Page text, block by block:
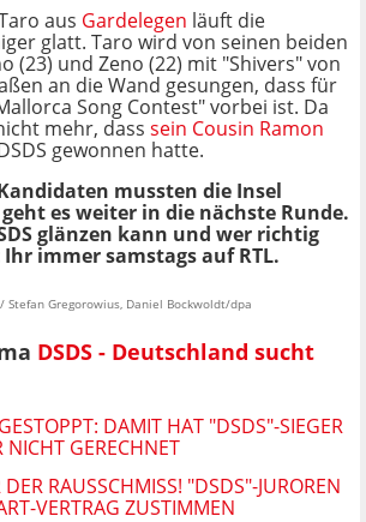
aus Gardelegen läuft die
glatt. Taro wird von seinen beiden
(23) und Zeno (22) mit "Shivers" von
an die Wand gesungen, dass für
Song Contest" vorbei ist. Da
mehr, dass sein Cousin Ramon
gewonnen hatte.
mussten die Insel
es weiter in die nächste Runde.
glänzen kann und wer richtig
immer samstags auf RTL.
Stefan Gregorowius, Daniel Bockwoldt/dpa
DSDS - Deutschland sucht
DAMIT HAT "DSDS"-SIEGER
GERECHNET
RAUSSCHMISS! "DSDS"-JUROREN
VERTRAG ZUSTIMMEN